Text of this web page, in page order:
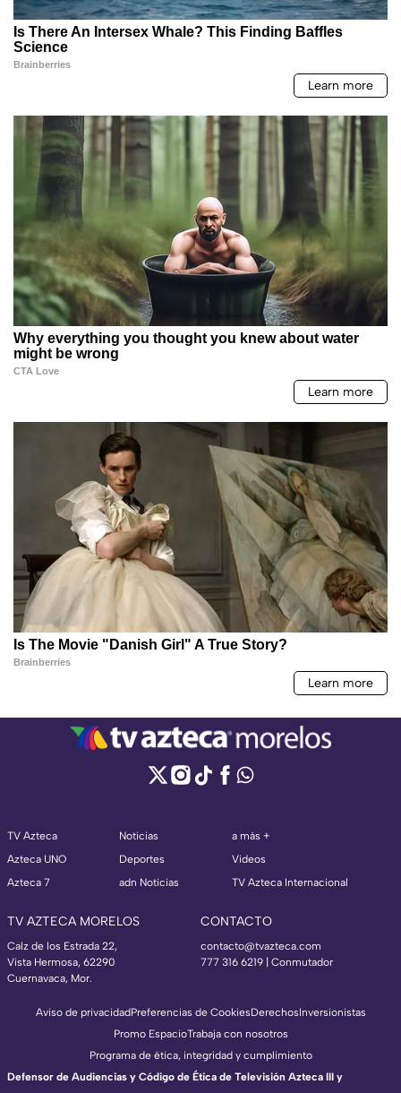
TV Azteca
Azteca UNO
Azteca 7
Noticias
Deportes
adn Noticias
a más +
Videos
TV Azteca Internacional
TV AZTECA MORELOS
Calz de los Estrada 22,
Vista Hermosa, 62290
Cuernavaca, Mor.
CONTACTO
contacto@tvazteca.com
777 316 6219 | Conmutador
Aviso de privacidadPreferencias de CookiesDerechosInversionistas
Promo EspacioTrabaja con nosotros
Programa de ética, integridad y cumplimiento
Defensor de Audiencias y Código de Ética de Televisión Azteca III y